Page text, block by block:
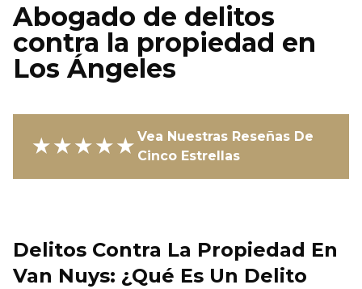
Abogado de delitos
contra la propiedad en
Los Ángeles
★★★★★ Vea Nuestras Reseñas De
Cinco Estrellas
Delitos Contra La Propiedad En
Van Nuys: ¿Qué Es Un Delito